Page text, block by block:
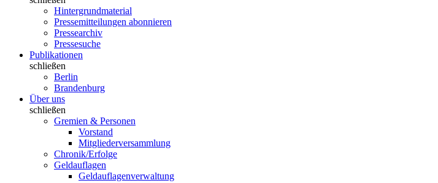
Hintergrundmaterial
Pressemitteilungen abonnieren
Pressearchiv
Pressesuche
Publikationen
schließen
Berlin
Brandenburg
Über uns
schließen
Gremien & Personen
Vorstand
Mitgliederversammlung
Chronik/Erfolge
Geldauflagen
Geldauflagenverwaltung